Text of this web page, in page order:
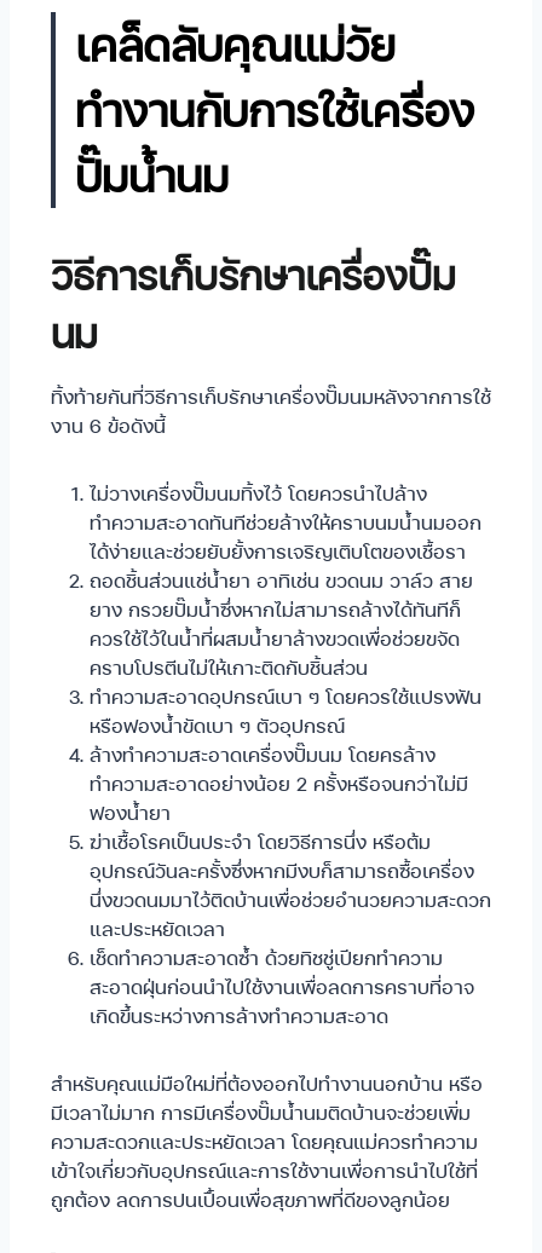
เคล็ดลับคุณแม่วัย
ทำงานกับการใช้เครื่อง
ปั๊มน้ำนม
วิธีการเก็บรักษาเครื่องปั๊ม
นม
ทิ้งท้ายกันที่วิธีการเก็บรักษาเครื่องปั๊มนมหลังจากการใช้
งาน 6 ข้อดังนี้
ไม่วางเครื่องปั๊มนมทิ้งไว้ โดยควรนำไปล้าง
ทำความสะอาดทันทีช่วยล้างให้คราบนมน้ำนมออก
ได้ง่ายและช่วยยับยั้งการเจริญเติบโตของเชื้อรา
ถอดชิ้นส่วนแช่น้ำยา อาทิเช่น ขวดนม วาล์ว สาย
ยาง กรวยปั๊มน้ำซึ่งหากไม่สามารถล้างได้ทันทีก็
ควรใช้ไว้ในน้ำที่ผสมน้ำยาล้างขวดเพื่อช่วยขจัด
คราบโปรตีนไม่ให้เกาะติดกับชิ้นส่วน
ทำความสะอาดอุปกรณ์เบา ๆ โดยควรใช้แปรงฟัน
หรือฟองน้ำขัดเบา ๆ ตัวอุปกรณ์
ล้างทำความสะอาดเครื่องปั๊มนม โดยครล้าง
ทำความสะอาดอย่างน้อย 2 ครั้งหรือจนกว่าไม่มี
ฟองน้ำยา
ฆ่าเชื้อโรคเป็นประจำ โดยวิธีการนึ่ง หรือต้ม
อุปกรณ์วันละครั้งซึ่งหากมีงบก็สามารถซื้อเครื่อง
นึ่งขวดนมมาไว้ติดบ้านเพื่อช่วยอำนวยความสะดวก
และประหยัดเวลา
เช็ดทำความสะอาดซ้ำ ด้วยทิชชู่เปียกทำความ
สะอาดฝุ่นก่อนนำไปใช้งานเพื่อลดการคราบที่อาจ
เกิดขึ้นระหว่างการล้างทำความสะอาด
สำหรับคุณแม่มือใหม่ที่ต้องออกไปทำงานนอกบ้าน หรือ
มีเวลาไม่มาก การมีเครื่องปั๊มน้ำนมติดบ้านจะช่วยเพิ่ม
ความสะดวกและประหยัดเวลา โดยคุณแม่ควรทำความ
เข้าใจเกี่ยวกับอุปกรณ์และการใช้งานเพื่อการนำไปใช้ที่
ถูกต้อง ลดการปนเปื้อนเพื่อสุขภาพที่ดีของลูกน้อย